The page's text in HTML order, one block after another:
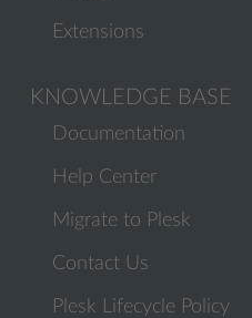
Extensions
KNOWLEDGE BASE
Documentation
Help Center
Migrate to Plesk
Contact Us
Plesk Lifecycle Policy